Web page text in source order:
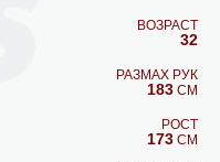
ВОЗРАСТ
32
РАЗМАХ РУК
183 СМ
РОСТ
173 СМ